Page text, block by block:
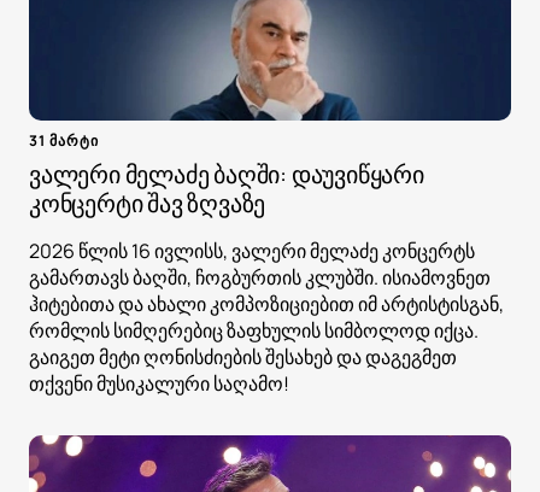
31 მარტი
ვალერი მელაძე ბაღში: დაუვიწყარი
კონცერტი შავ ზღვაზე
2026 წლის 16 ივლისს, ვალერი მელაძე კონცერტს
გამართავს ბაღში, ჩოგბურთის კლუბში. ისიამოვნეთ
ჰიტებითა და ახალი კომპოზიციებით იმ არტისტისგან,
რომლის სიმღერებიც ზაფხულის სიმბოლოდ იქცა.
გაიგეთ მეტი ღონისძიების შესახებ და დაგეგმეთ
თქვენი მუსიკალური საღამო!